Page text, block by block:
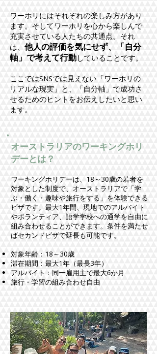
ワーホリにはそれぞれの楽しみ方があり
ます。そしてワーホリを心から楽しんで
充実させている人たちの共通点。それ
は、 他人の評価を気にせず、「自分
軸」で考えて行動していることです。
ここではSNSでは見えない「ワーホリの
リアルな現実」と、「自分軸」で成功さ
せるためのヒントをお伝えしたいと思い
ます。
オーストラリアのワーキングホリ
デーとは？
ワーキングホリデーは、18～30歳の若者を
対象とした制度で、オーストラリアで「学
ぶ・働く・趣味や旅行をする」を体験できる
ビザです。最大1年間、現地でのアルバイト
やボランティア、語学学校への通学を自由に
組み合わせることができます。条件を満たせ
ばセカンドビザで延長も可能です。
対象年齢：18～30歳
滞在期間：最大1年（最長3年）
アルバイト：同一雇用主で最大6か月
旅行・学習の組み合わせ自由